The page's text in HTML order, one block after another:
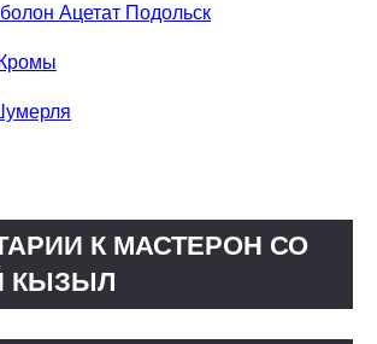
Ацетат Подольск
К МАСТЕРОН СО
КЫЗЫЛ